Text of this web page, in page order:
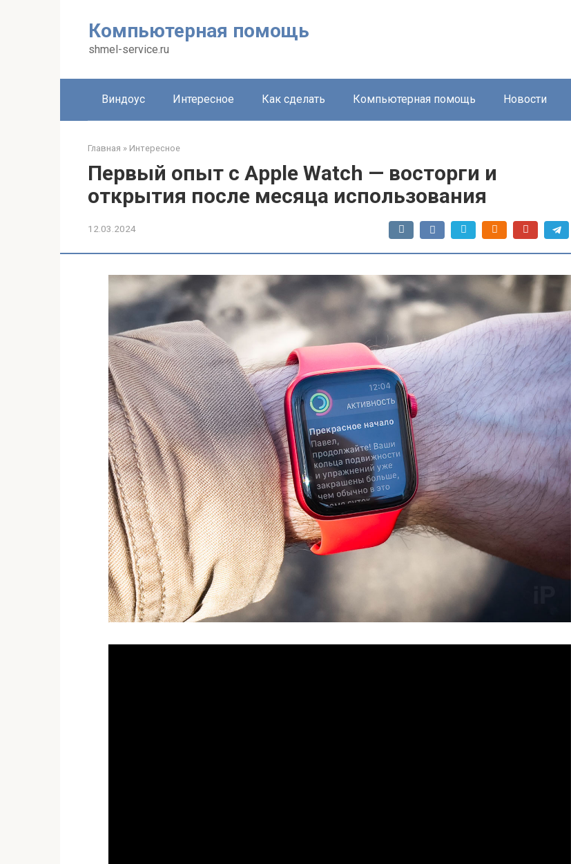
Компьютерная помощь
shmel-service.ru
Виндоус Интересное Как сделать Компьютерная помощь Новости
Главная » Интересное
Первый опыт с Apple Watch — восторги и
открытия после месяца использования
12.03.2024